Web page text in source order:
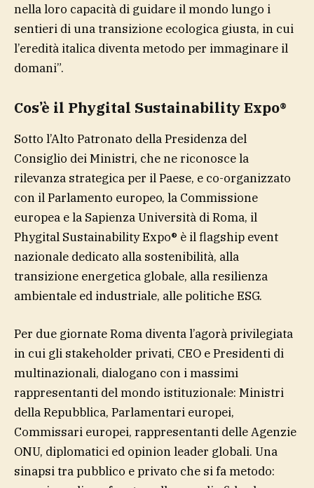
nella loro capacità di guidare il mondo lungo i
sentieri di una transizione ecologica giusta, in cui
l’eredità italica diventa metodo per immaginare il
domani”.
Cos’è il Phygital Sustainability Expo®
Sotto l’Alto Patronato della Presidenza del
Consiglio dei Ministri, che ne riconosce la
rilevanza strategica per il Paese, e co-organizzato
con il Parlamento europeo, la Commissione
europea e la Sapienza Università di Roma, il
Phygital Sustainability Expo® è il flagship event
nazionale dedicato alla sostenibilità, alla
transizione energetica globale, alla resilienza
ambientale ed industriale, alle politiche ESG.
Per due giornate Roma diventa l’agorà privilegiata
in cui gli stakeholder privati, CEO e Presidenti di
multinazionali, dialogano con i massimi
rappresentanti del mondo istituzionale: Ministri
della Repubblica, Parlamentari europei,
Commissari europei, rappresentanti delle Agenzie
ONU, diplomatici ed opinion leader globali. Una
sinapsi tra pubblico e privato che si fa metodo: